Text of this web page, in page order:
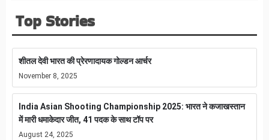
Top Stories
शीतल देवी भारत की प्रेरणादायक गोल्डन आर्चर
November 8, 2025
India Asian Shooting Championship 2025: भारत ने कजाखस्तान
में मारी धमाकेदार जीत, 41 पदक के साथ टॉप पर
August 24, 2025